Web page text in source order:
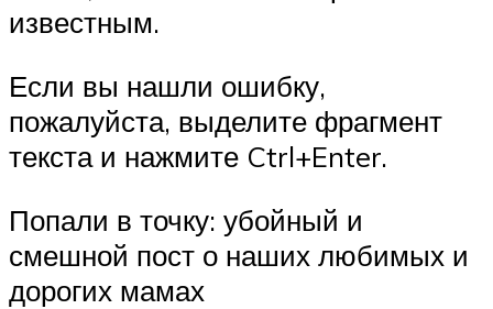
известным.
Если вы нашли ошибку,
пожалуйста, выделите фрагмент
текста и нажмите Ctrl+Enter.
Попали в точку: убойный и
смешной пост о наших любимых и
дорогих мамах